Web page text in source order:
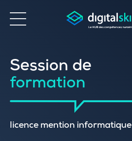
Accessibilité
Session de
formation
licence mention informatique